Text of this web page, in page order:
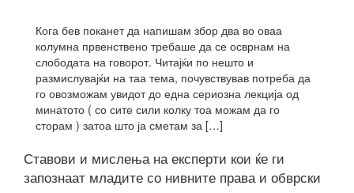
Кога бев поканет да напишам збор два во оваа
колумна првенствено требаше да се осврнам на
слободата на говорот. Читајќи по нешто и
размислувајќи на таа тема, почувствував потреба да
го овозможам увидот до една сериозна лекција од
минатото ( со сите сили колку тоа можам да го
сторам ) затоа што ја сметам за […]
Ставови и мислења на експерти кои ќе ги
запознаат младите со нивните права и обврски